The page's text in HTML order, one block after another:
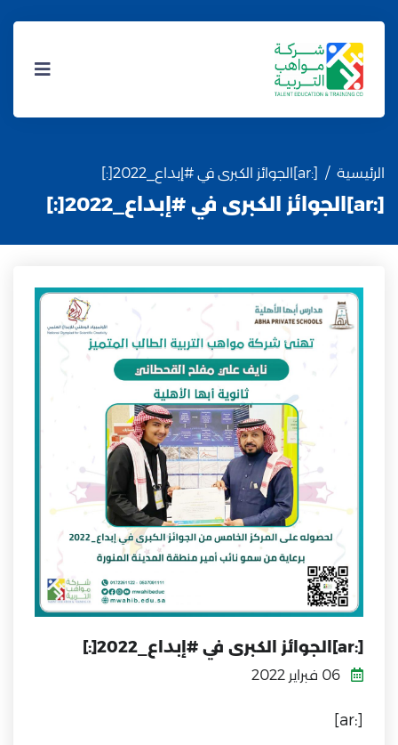
الرئيسية [:ar]الجوائز الكبرى في #إبداع_2022[:]
[:ar]الجوائز الكبرى في #إبداع_2022[:]
[:ar]الجوائز الكبرى في #إبداع_2022[:]
[:ar]